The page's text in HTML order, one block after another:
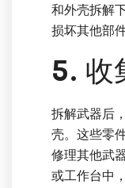
和外壳拆解
损坏其他部
5. 收
拆解武器后
壳。这些零
修理其他武
或工作台中